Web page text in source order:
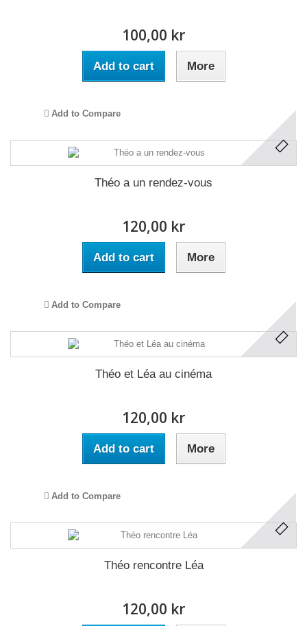
100,00 kr
Add to cart More
Add to Compare
Théo a un rendez-vous
120,00 kr
Add to cart More
Add to Compare
Théo et Léa au cinéma
120,00 kr
Add to cart More
Add to Compare
Théo rencontre Léa
120,00 kr